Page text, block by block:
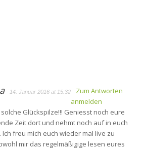
14. Januar 2016 at 15:32
Zum Antworten
anmelden
Glückspilze!!! Geniesst noch eure
Zeit dort und nehmt noch auf in euch
Ich freu mich euch wieder mal live zu
mir das regelmäßigige lesen eures